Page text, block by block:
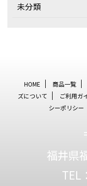
未分類
HOME 商品一覧
ズについて
ご利用ガ
シーポリシー
福井県
TEL